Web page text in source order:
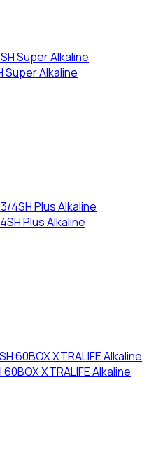
Super Alkaline
Plus Alkaline
XTRALIFE Alkaline